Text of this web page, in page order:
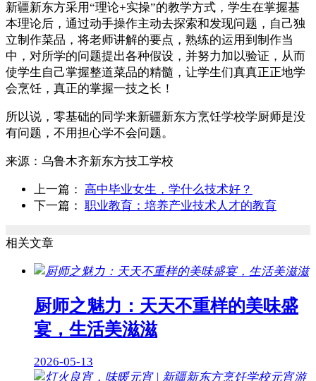
新疆新东方采用“理论+实操”的教学方式，学生在掌握基
本理论后，通过动手操作主动去探索和发现问题，自己独
立制作菜品，将老师讲解的要点，熟练的运用到制作当
中，对所学的问题提出各种假设，并努力加以验证，从而
使学生自己掌握整道菜品的精髓，让学生们真真正正地学
会烹饪，真正的掌握一技之长！
所以说，零基础的同学来新疆新东方烹饪学校学厨师是没
有问题，不用担心学不会问题。
来源： 乌鲁木齐新东方技工学校
上一篇： 高中毕业女生，学什么技术好？
下一篇： 职业教育：培养产业技术人才的教育
相关文章
厨师之魅力：天天不重样的美味盛
宴，生活美滋滋
2026-05-13